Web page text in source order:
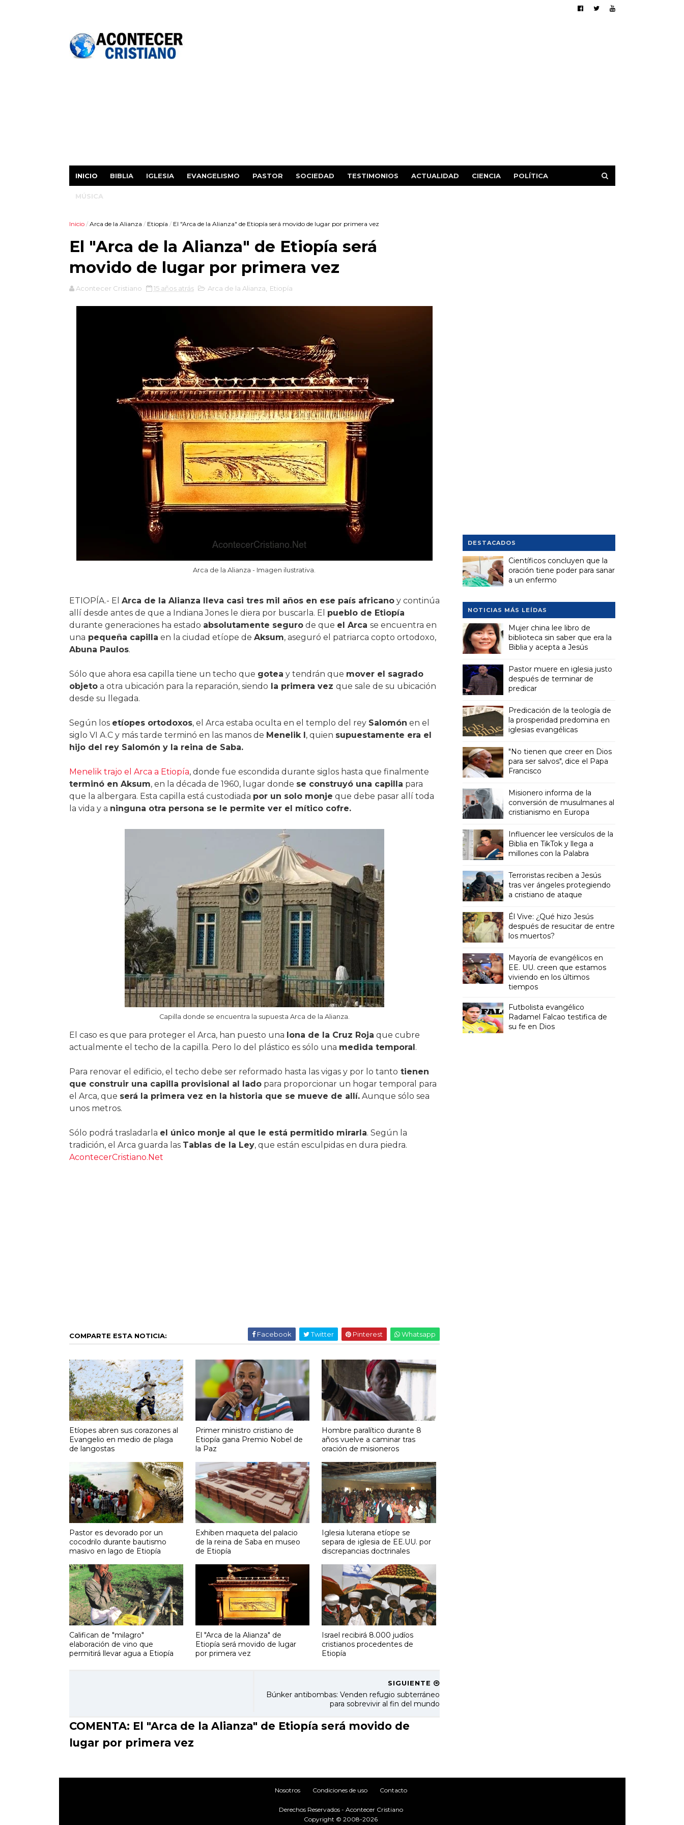
INICIO BIBLIA IGLESIA EVANGELISMO PASTOR SOCIEDAD TESTIMONIOS ACTUALIDAD CIENCIA POLÍTICA
MÚSICA
Inicio / Arca de la Alianza / Etiopía / El "Arca de la Alianza" de Etiopía será movido de lugar por primera vez
El "Arca de la Alianza" de Etiopía será
movido de lugar por primera vez
Acontecer Cristiano 15 años atrás Arca de la Alianza Etiopía
Arca de la Alianza - Imagen ilustrativa.
ETIOPÍA.- El Arca de la Alianza lleva casi tres mil años en ese país africanoy continúa
allí desde antes de que a Indiana Jones le diera por buscarla. El pueblo de Etiopía
durante generaciones ha estado absolutamente segurode que el Arca se encuentra en
una pequeña capilla en la ciudad etíope de Aksum, aseguró el patriarca copto ortodoxo,
Abuna Paulos.
Sólo que ahora esa capilla tiene un techo que gotea y tendrán que mover el sagrado
objetoa otra ubicación para la reparación, siendo la primera vez que sale de su ubicación
desde su llegada.
Según los etíopes ortodoxos, el Arca estaba oculta en el templo del rey Salomón en el
siglo VI A.C y más tarde terminó en las manos de Menelik I, quien supuestamente era el
hijo del rey Salomón y la reina de Saba.
Menelik trajo el Arca a Etiopía, donde fue escondida durante siglos hasta que finalmente
terminó en Aksum, en la década de 1960, lugar donde se construyó una capilla para
que la albergara. Esta capilla está custodiada por un solo monje que debe pasar allí toda
la vida y a ninguna otra persona se le permite ver el mítico cofre.
Capilla donde se encuentra la supuesta Arca de la Alianza.
El caso es que para proteger el Arca, han puesto una lona de la Cruz Roja que cubre
actualmente el techo de la capilla. Pero lo del plástico es sólo una medida temporal.
Para renovar el edificio, el techo debe ser reformado hasta las vigas y por lo tanto tienen
que construir una capilla provisional al ladopara proporcionar un hogar temporal para
el Arca, que será la primera vez en la historia que se mueve de allí.Aunque sólo sea
unos metros.
Sólo podrá trasladarla el único monje al que le está permitido mirarla. Según la
tradición, el Arca guarda las Tablas de la Ley, que están esculpidas en dura piedra.
AcontecerCristiano.Net
COMPARTE ESTA NOTICIA: Facebook Twitter Pinterest Whatsapp
Etíopes abren sus corazones al
Evangelio en medio de plaga
de langostas
Primer ministro cristiano de
Etiopía gana Premio Nobel de
la Paz
Hombre paralítico durante 8
años vuelve a caminar tras
oración de misioneros
Pastor es devorado por un
cocodrilo durante bautismo
masivo en lago de Etiopía
Exhiben maqueta del palacio
de la reina de Saba en museo
de Etiopía
Iglesia luterana etíope se
separa de iglesia de EE.UU. por
discrepancias doctrinales
Califican de "milagro"
elaboración de vino que
permitirá llevar agua a Etiopía
El "Arca de la Alianza" de
Etiopía será movido de lugar
por primera vez
Israel recibirá 8.000 judíos
cristianos procedentes de
Etiopía
SIGUIENTE
Búnker antibombas: Venden refugio subterráneo
para sobrevivir al fin del mundo
COMENTA: El "Arca de la Alianza" de Etiopía será movido de
lugar por primera vez
DESTACADOS
Científicos concluyen que la
oración tiene poder para sanar
a un enfermo
NOTICIAS MÁS LEÍDAS
Mujer china lee libro de
biblioteca sin saber que era la
Biblia y acepta a Jesús
Pastor muere en iglesia justo
después de terminar de
predicar
Predicación de la teología de
la prosperidad predomina en
iglesias evangélicas
"No tienen que creer en Dios
para ser salvos", dice el Papa
Francisco
Misionero informa de la
conversión de musulmanes al
cristianismo en Europa
Influencer lee versículos de la
Biblia en TikTok y llega a
millones con la Palabra
Terroristas reciben a Jesús
tras ver ángeles protegiendo
a cristiano de ataque
Él Vive: ¿Qué hizo Jesús
después de resucitar de entre
los muertos?
Mayoría de evangélicos en
EE. UU. creen que estamos
viviendo en los últimos
tiempos
Futbolista evangélico
Radamel Falcao testifica de
su fe en Dios
Nosotros Condiciones de uso Contacto
Derechos Reservados - Acontecer Cristiano
Copyright © 2008-2026